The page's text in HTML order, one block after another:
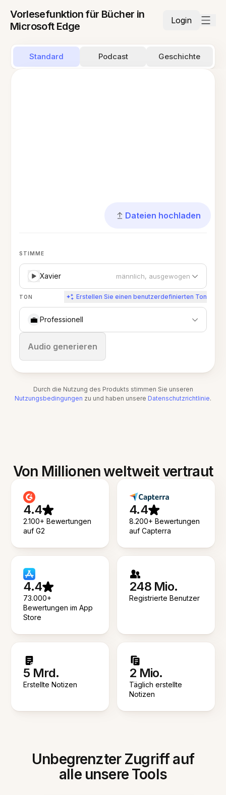
Vorlesefunktion für Bücher in
Microsoft Edge
Login
Standard Podcast Geschichte
Dateien hochladen
STIMME
Xavier männlich, ausgewogen
TON Erstellen Sie einen benutzerdefinierten Ton
💼 Professionell
Audio generieren
Stoppen
Durch die Nutzung des Produkts stimmen Sie unseren
Nutzungsbedingungen zu und haben unsere Datenschutzrichtlinie.
Von Millionen weltweit vertraut
4.4
2.100+ Bewertungen
auf G2
4.4
8.200+ Bewertungen
auf Capterra
4.4
73.000+
Bewertungen im App
Store
248 Mio.
Registrierte Benutzer
5 Mrd.
Erstellte Notizen
2 Mio.
Täglich erstellte
Notizen
Unbegrenzter Zugriff auf
alle unsere Tools